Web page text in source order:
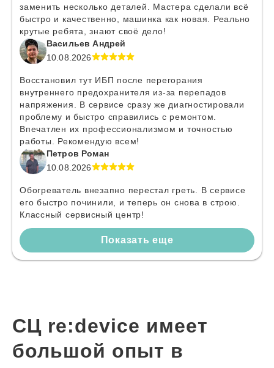
заменить несколько деталей. Мастера сделали всё
быстро и качественно, машинка как новая. Реально
крутые ребята, знают своё дело!
Васильев Андрей
10.08.2026
Восстановил тут ИБП после перегорания
внутреннего предохранителя из-за перепадов
напряжения. В сервисе сразу же диагностировали
проблему и быстро справились с ремонтом.
Впечатлен их профессионализмом и точностью
работы. Рекомендую всем!
Петров Роман
10.08.2026
Обогреватель внезапно перестал греть. В сервисе
его быстро починили, и теперь он снова в строю.
Классный сервисный центр!
Показать еще
СЦ re:device имеет
большой опыт в